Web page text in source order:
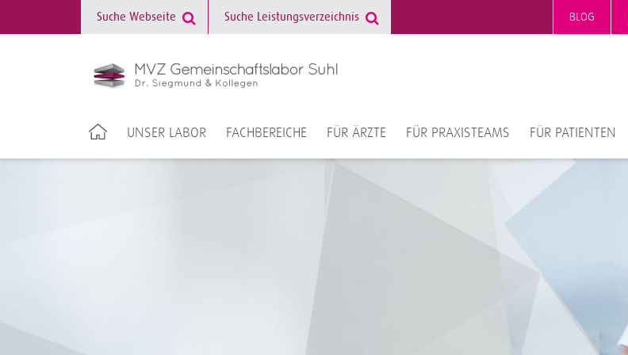
BLOG
UNSER LABOR FACHBEREICHE FÜR ÄRZTE FÜR PRAXISTEAMS FÜR PATIENTEN